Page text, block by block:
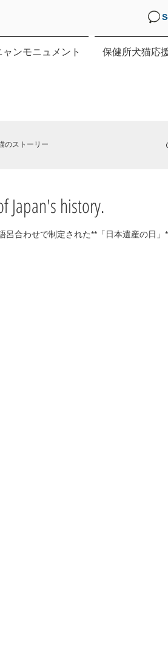
ャンモニュメント 保健所犬猫応
のストーリー
Japan's history.
合わせで制定された**「日本遺産の日」